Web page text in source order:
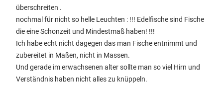
überschreiten .
nochmal für nicht so helle Leuchten : !!! Edelfische sind Fische
die eine Schonzeit und Mindestmaß haben! !!!
Ich habe echt nicht dagegen das man Fische entnimmt und
zubereitet in Maßen, nicht in Massen.
Und gerade im erwachsenen alter sollte man so viel Hirn und
Verständnis haben nicht alles zu knüppeln.